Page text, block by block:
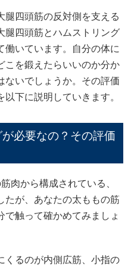
腿四頭筋の反対側を支える
腿四頭筋とハムストリング
働いています。自分の体に
こを鍛えたらいいのか分か
ないでしょうか。その評価
下に説明していきます。
必要なの？その評価
肉から構成されている、
たが、あなたの太ももの筋
で触って確かめてみましょ
くるのが内側広筋、小指の